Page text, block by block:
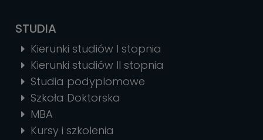
STUDIA
Kierunki studiów I stopnia
Kierunki studiów II stopnia
Studia podyplomowe
Szkoła Doktorska
MBA
Kursy i szkolenia